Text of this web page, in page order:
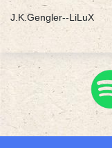
J.K.Gengler--LiLuX